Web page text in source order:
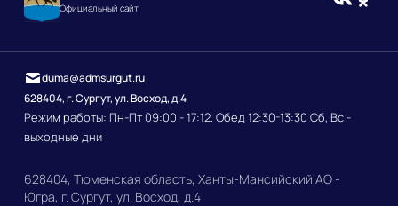
Официальный сайт
628404, г. Сургут, ул. Восход, д.4
Режим работы: Пн-Пт 09:00 - 17:12. Обед 12:30-13:30 Сб, Вс -
выходные дни
duma@admsurgut.ru
628404, Тюменская область, Ханты-Мансийский АО -
Югра, г. Сургут, ул. Восход, д.4